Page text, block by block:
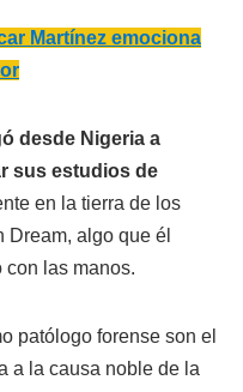
Martínez emociona
desde Nigeria a
sus estudios de
en la tierra de los
Dream, algo que él
con las manos.
patólogo forense son el
a la causa noble de la